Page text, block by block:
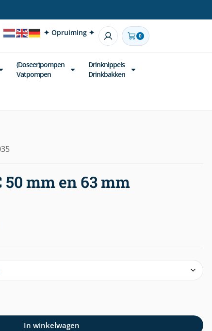
✦ Opruiming ✦ 0
(Doseer)pompen
Vatpompen
Drinknippels
Drinkbakken
mm en 63 mm
In winkelwagen